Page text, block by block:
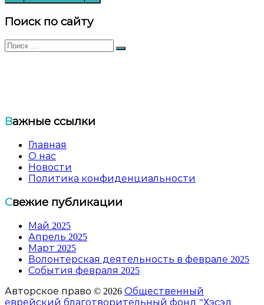
Поиск по сайту
Искать:
Поиск
Важные ссылки
Главная
О нас
Новости
Политика конфиденциальности
Свежие публикации
Май 2025
Апрель 2025
Март 2025
Волонтерская деятельность в феврале 2025
События февраля 2025
Авторское право © 2026 Общественный
еврейский благотворительный фонд "Хэсэд